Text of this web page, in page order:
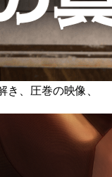
、圧巻の映像、